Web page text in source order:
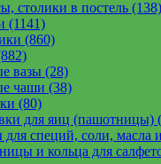
столики в постель (138)
(1141)
(860)
вазы (28)
чаши (38)
(80)
для яиц (пашотницы)
специй, соли, масла
и кольца для